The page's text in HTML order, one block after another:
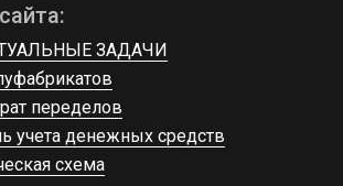
ЗАДАЧИ
переделов
учета денежных средств
схема